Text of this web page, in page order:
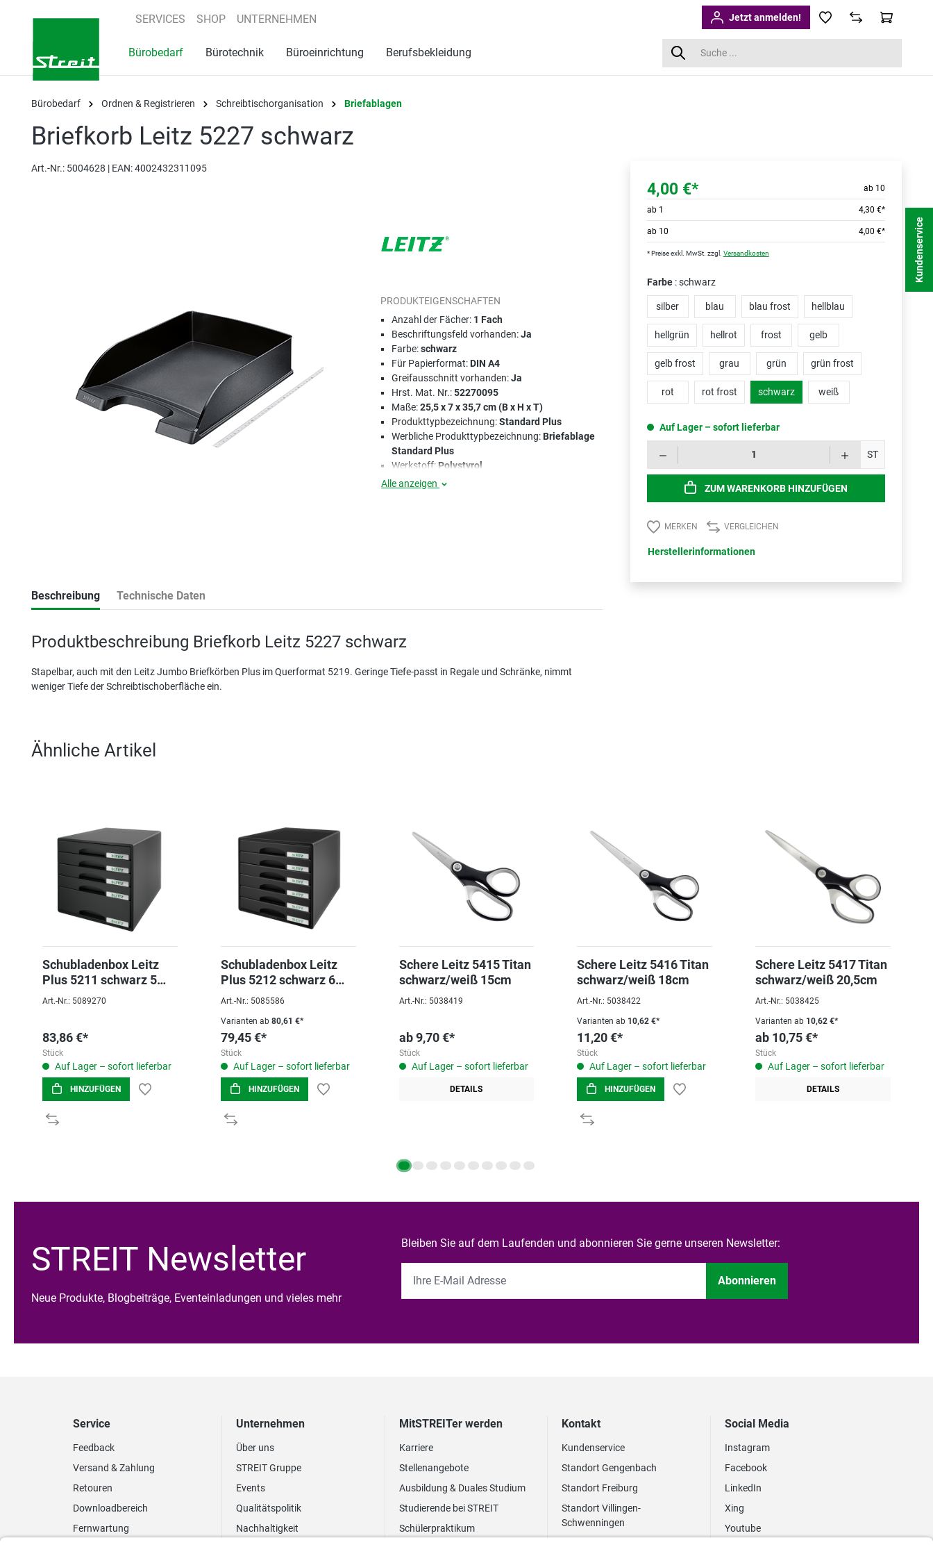
Zur Hauptnavigation springen
SERVICES SHOP UNTERNEHMEN Jetzt anmelden!
Bürobedarf Bürotechnik Büroeinrichtung Berufsbekleidung
Bürobedarf Ordnen & Registrieren Schreibtischorganisation Briefablagen
Briefkorb Leitz 5227 schwarz
Art.-Nr.: 5004628 | EAN: 4002432311095
PRODUKTEIGENSCHAFTEN
Anzahl der Fächer: 1 Fach
Beschriftungsfeld vorhanden:Ja
Farbe:schwarz
Für Papierformat:DIN A4
Greifausschnitt vorhanden:Ja
Hrst. Mat. Nr.:52270095
Maße:25,5 x 7 x 35,7 cm (B x H x T)
Produkttypbezeichnung:Standard Plus
Werbliche Produkttypbezeichnung:Briefablage
Standard Plus
Werkstoff: Polystyrol
Alle anzeigen
Beschreibung Technische Daten
Produktbeschreibung Briefkorb Leitz 5227 schwarz
Stapelbar, auch mit den Leitz Jumbo Briefkörben Plus im Querformat 5219. Geringe Tiefe-passt in Regale und Schränke, nimmt
weniger Tiefe der Schreibtischoberfläche ein.
4,00 €* ab 10
ab 1 4,30 €*
ab 10 4,00 €*
* Preise exkl. MwSt. zzgl. Versandkosten
Farbe : schwarz
silber blau blau frost hellblau
hellgrün hellrot frost gelb
gelb frost grau grün grün frost
rot rot frost schwarz weiß
Auf Lager – sofort lieferbar
ST
ZUM WARENKORB HINZUFÜGEN
MERKEN VERGLEICHEN
Herstellerinformationen
Ähnliche Artikel
Schubladenbox Leitz
Plus 5211 schwarz 5
Schubfächer
Art.-Nr.: 5089270
83,86 €*
Stück
Auf Lager – sofort lieferbar
HINZUFÜGEN
Schubladenbox Leitz
Plus 5212 schwarz 6
Schübe
Art.-Nr.: 5085586
Varianten ab80,61 €*
79,45 €*
Stück
Auf Lager – sofort lieferbar
HINZUFÜGEN
Schere Leitz 5415 Titan
schwarz/weiß 15cm
Art.-Nr.: 5038419
ab 9,70 €*
Stück
Auf Lager – sofort lieferbar
DETAILS
Schere Leitz 5416 Titan
schwarz/weiß 18cm
Art.-Nr.: 5038422
Varianten ab 10,62 €*
11,20 €*
Stück
Auf Lager – sofort lieferbar
HINZUFÜGEN
Schere Leitz 5417 Titan
schwarz/weiß 20,5cm
Art.-Nr.: 5038425
Varianten ab 10,62 €*
ab 10,75 €*
Stück
Auf Lager – sofort lieferbar
DETAILS
STREIT Newsletter
Neue Produkte, Blogbeiträge, Eventeinladungen und vieles mehr
Bleiben Sie auf dem Laufenden und abonnieren Sie gerne unseren Newsletter:
Abonnieren
Service
Feedback
Versand & Zahlung
Retouren
Downloadbereich
Fernwartung
Unternehmen
Über uns
STREIT Gruppe
Events
Qualitätspolitik
Nachhaltigkeit
MitSTREITer werden
Karriere
Stellenangebote
Ausbildung & Duales Studium
Studierende bei STREIT
Schülerpraktikum
Kontakt
Kundenservice
Standort Gengenbach
Standort Freiburg
Standort Villingen-
Schwenningen
Social Media
Instagram
Facebook
LinkedIn
Xing
Youtube
Kundenservice